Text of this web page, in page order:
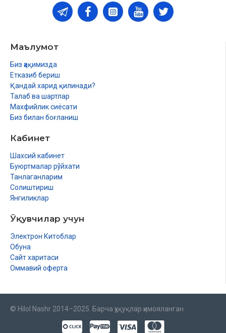
Маълумот
Биз ҳақимизда
Етказиб бериш
Қандай харид қилинади?
Талаб ва шартлар
Махфийлик сиёсати
Биз билан боғланиш
Кабинет
Шахсий кабинет
Буюртмалар рўйхати
Танлаганларим
Солиштириш
Янгиликлар
Ўқувчилар учун
Электрон Китоблар
Обуна
Сайт харитаси
Оммавий оферта
© Hilol Nashr 2014–2025. Барча ҳуқуқлар ҳимояланган